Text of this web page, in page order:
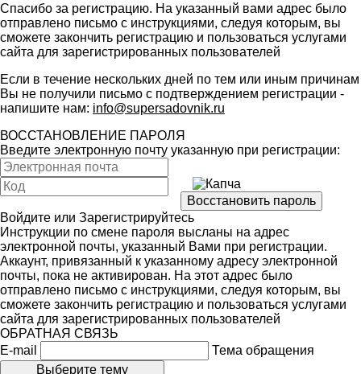
Спасибо за регистрацию. На указанный вами адрес было
отправлено письмо с инструкциями, следуя которым, вы
сможете закончить регистрацию и пользоваться услугами
сайта для зарегистрированных пользователей
Если в течение нескольких дней по тем или иным причинам
Вы не получили письмо с подтверждением регистрации -
напишите нам: info@supersadovnik.ru
ВОССТАНОВЛЕНИЕ ПАРОЛЯ
Введите электронную почту указанную при регистрации:
Войдите или Зарегистрируйтесь
Инструкции по смене пароля высланы на адрес
электронной почты, указанный Вами при регистрации.
Аккаунт, привязанный к указанному адресу электронной
почты, пока не активирован. На этот адрес было
отправлено письмо с инструкциями, следуя которым, вы
сможете закончить регистрацию и пользоваться услугами
сайта для зарегистрированных пользователей
ОБРАТНАЯ СВЯЗЬ
E-mail
Тема обращения
Выберите тему